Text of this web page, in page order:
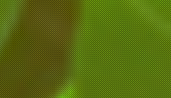
ACTUALITÉS
CONTACT
EN